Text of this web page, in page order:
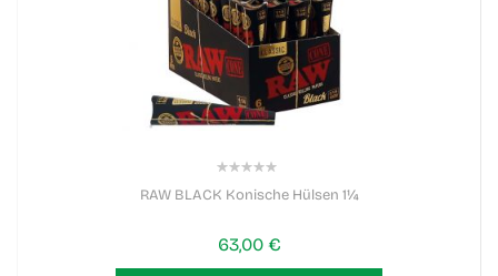
RAW BLACK Konische Hülsen 1¼
63,00 €